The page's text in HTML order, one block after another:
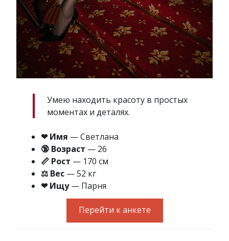
Умею находить красоту в простых
моментах и деталях.
❤ Имя — Светлана
🔞 Возраст — 26
📏 Рост — 170 см
⚖ Вес — 52 кг
❤ Ищу— Парня
Перейти к анкете